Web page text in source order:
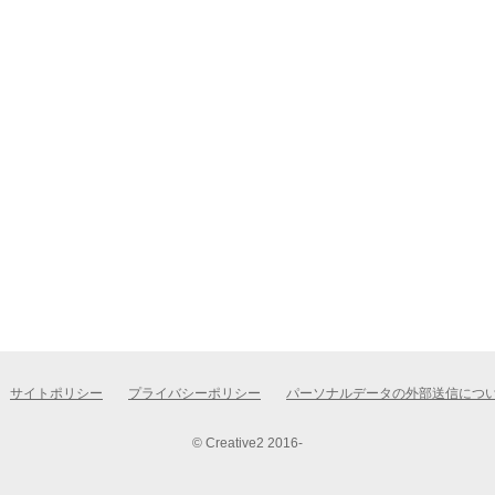
サイトポリシー プライバシーポリシー パーソナルデータの外部送信につ
© Creative2 2016-